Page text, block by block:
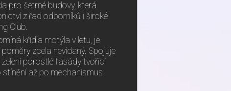
pro šetrné budovy, která
z řad odborníků i široké
Club.
křídla motýla v letu, je
zcela nevídaný. Spojuje
porostlé fasády tvořící
až po mechanismus